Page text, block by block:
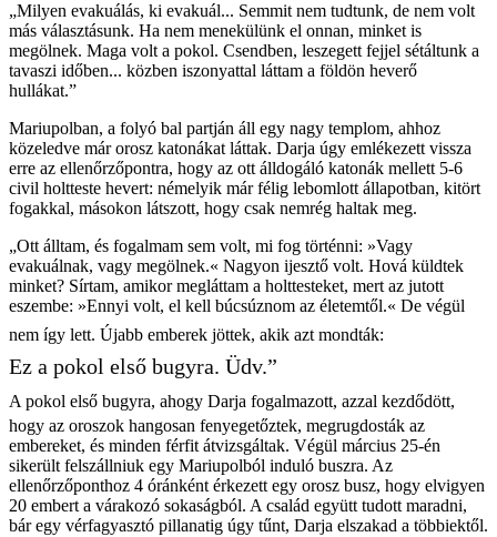
„Milyen evakuálás, ki evakuál... Semmit nem tudtunk, de nem volt
más választásunk. Ha nem menekülünk el onnan, minket is
megölnek. Maga volt a pokol. Csendben, leszegett fejjel sétáltunk a
tavaszi időben... közben iszonyattal láttam a földön heverő
hullákat.”
Mariupolban, a folyó bal partján áll egy nagy templom, ahhoz
közeledve már orosz katonákat láttak. Darja úgy emlékezett vissza
erre az ellenőrzőpontra, hogy az ott álldogáló katonák mellett 5-6
civil holtteste hevert: némelyik már félig lebomlott állapotban, kitört
fogakkal, másokon látszott, hogy csak nemrég haltak meg.
„Ott álltam, és fogalmam sem volt, mi fog történni: »Vagy
evakuálnak, vagy megölnek.« Nagyon ijesztő volt. Hová küldtek
minket? Sírtam, amikor megláttam a holttesteket, mert az jutott
eszembe: »Ennyi volt, el kell búcsúznom az életemtől.« De végül
nem így lett. Újabb emberek jöttek, akik azt mondták:
Ez a pokol első bugyra. Üdv.”
A pokol első bugyra, ahogy Darja fogalmazott, azzal kezdődött,
hogy az oroszok hangosan fenyegetőztek, megrugdosták az
embereket, és minden férfit átvizsgáltak. Végül március 25-én
sikerült felszállniuk egy Mariupolból induló buszra. Az
ellenőrzőponthoz 4 óránként érkezett egy orosz busz, hogy elvigyen
20 embert a várakozó sokaságból. A család együtt tudott maradni,
bár egy vérfagyasztó pillanatig úgy tűnt, Darja elszakad a többiektől.